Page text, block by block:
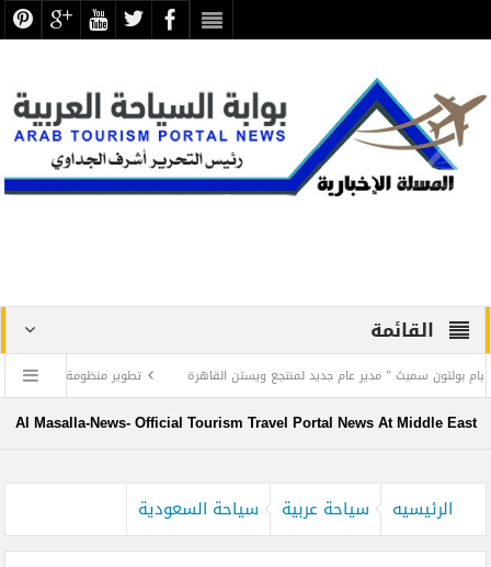
القائمة
سميث ” مدير عام جديد لمنتجع ويستن القاهرة تطوير منظومة العمل السياحي في
Al Masalla-News- Official Tourism Travel Portal News At Middle East
الرئيسيه سياحة عربية سياحة السعودية